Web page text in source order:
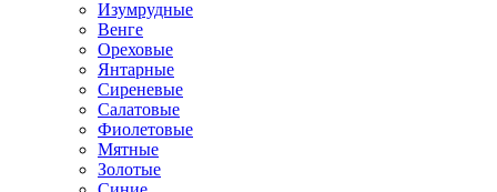
Изумрудные
Венге
Ореховые
Янтарные
Сиреневые
Салатовые
Фиолетовые
Мятные
Золотые